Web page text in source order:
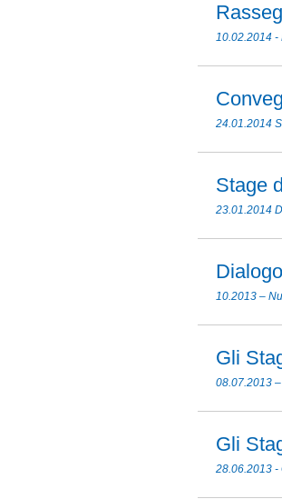
10.02.2014 -
24.01.2014
Stage
23.01.2014
10.2013 –
Gli
08.07.2013
Gli
28.06.2013 -